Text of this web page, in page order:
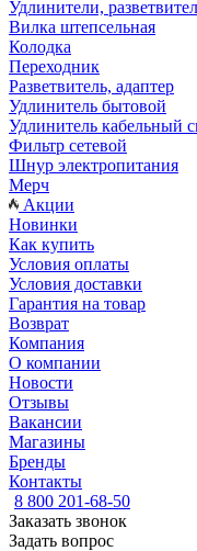
Удлинители,
Вилка штепсельная
Колодка
Переходник
Разветвитель, адаптер
Удлинитель бытовой
Удлинитель кабельный
Фильтр сетевой
Шнур электропитания
Мерч
Акции
Новинки
Как купить
Условия оплаты
Условия доставки
Гарантия на товар
Возврат
Компания
О компании
Новости
Отзывы
Вакансии
Магазины
Бренды
Контакты
8 800 201-68-50
Заказать звонок
Задать вопрос